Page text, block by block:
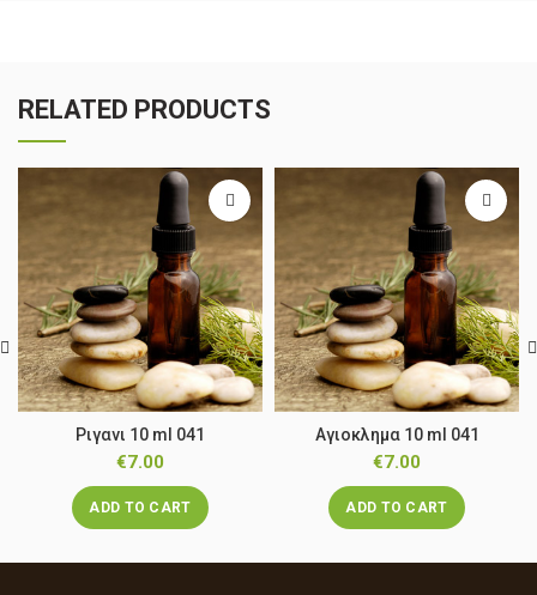
RELATED PRODUCTS
Ριγανι 10 ml 041
€7.00
ADD TO CART
Αγιοκλημα 10 ml 041
€7.00
ADD TO CART